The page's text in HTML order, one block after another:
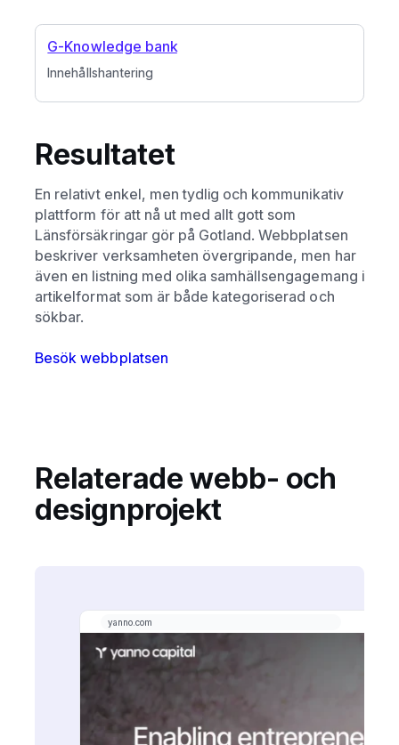
Innehållshantering
G-Knowledge bank
Resultatet
En relativt enkel, men tydlig och kommunikativ
plattform för att nå ut med allt gott som
Länsförsäkringar gör på Gotland. Webbplatsen
beskriver verksamheten övergripande, men har
även en listning med olika samhällsengagemang i
artikelformat som är både kategoriserad och
sökbar.
Besök webbplatsen
Relaterade webb- och
designprojekt